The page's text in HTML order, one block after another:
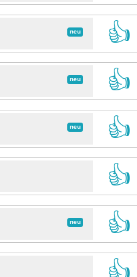
neu
👍
neu
👍
neu
👍
👍
neu
👍
👍